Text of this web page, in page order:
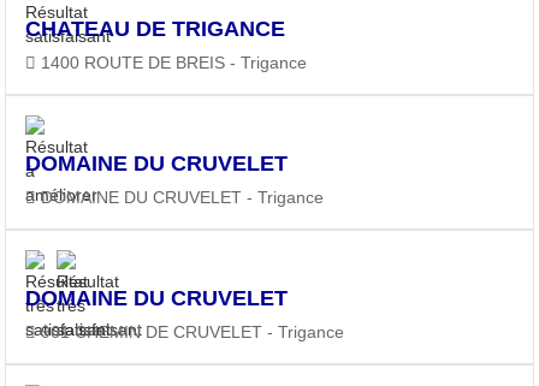
CHATEAU DE TRIGANCE
1400 ROUTE DE BREIS - Trigance
DOMAINE DU CRUVELET
DOMAINE DU CRUVELET - Trigance
DOMAINE DU CRUVELET
961 CHEMIN DE CRUVELET - Trigance